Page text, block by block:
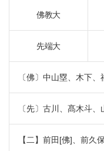
佛教大
先端大
〔佛〕中山塁、木下
〔先〕古川、髙木斗
【二】前田[佛]、前久